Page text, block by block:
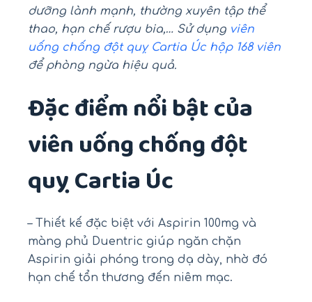
dưỡng lành mạnh, thường xuyên tập thể
thao, hạn chế rượu bia,… Sử dụng viên
uống chống đột quỵ Cartia Úc hộp 168 viên
để phòng ngừa hiệu quả.
Đặc điểm nổi bật của
viên uống chống đột
quỵ Cartia Úc
– Thiết kế đặc biệt với Aspirin 100mg và
màng phủ Duentric giúp ngăn chặn
Aspirin giải phóng trong dạ dày, nhờ đó
hạn chế tổn thương đến niêm mạc.